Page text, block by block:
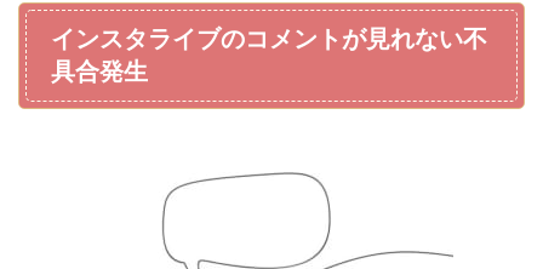
インスタライブのコメントが見れない不
具合発生